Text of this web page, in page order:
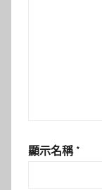
顯示名稱 *